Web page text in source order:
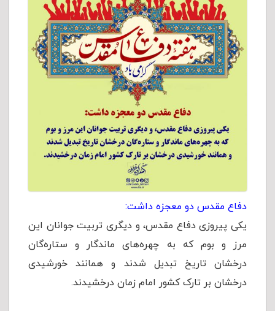
دفاع مقدس دو معجزه داشت:
یکی پیروزی دفاع مقدس، و دیگری تربیت جوانان این
مرز و بوم که به چهره‌های ماندگار و ستاره‌گان
درخشان تاریخ تبدیل شدند و همانند خورشیدی
درخشان بر تارک کشور امام زمان درخشیدند.